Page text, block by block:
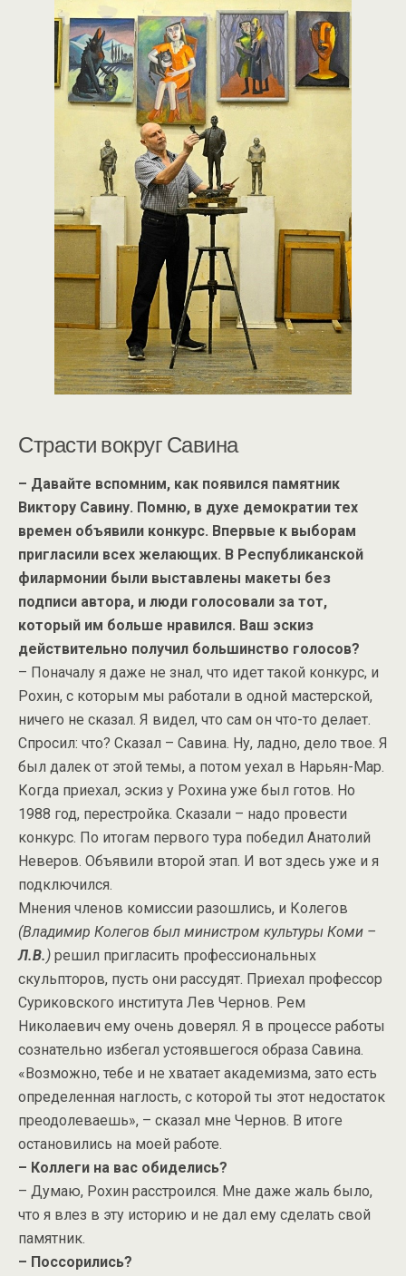
Страсти вокруг Савина
– Давайте вспомним, как появился памятник
Виктору Савину. Помню, в духе демократии тех
времен объявили конкурс. Впервые к выборам
пригласили всех желающих. В Республиканской
филармонии были выставлены макеты без
подписи автора, и люди голосовали за тот,
который им больше нравился. Ваш эскиз
действительно получил большинство голосов?
– Поначалу я даже не знал, что идет такой конкурс, и
Рохин, с которым мы работали в одной мастерской,
ничего не сказал. Я видел, что сам он что-то делает.
Спросил: что? Сказал – Савина. Ну, ладно, дело твое. Я
был далек от этой темы, а потом уехал в Нарьян-Мар.
Когда приехал, эскиз у Рохина уже был готов. Но
1988 год, перестройка. Сказали – надо провести
конкурс. По итогам первого тура победил Анатолий
Неверов. Объявили второй этап. И вот здесь уже и я
подключился.
Мнения членов комиссии разошлись, и Колегов
(Владимир Колегов был министром культуры Коми –
Л.В.) решил пригласить профессиональных
скульпторов, пусть они рассудят. Приехал профессор
Суриковского института Лев Чернов. Рем
Николаевич ему очень доверял. Я в процессе работы
сознательно избегал устоявшегося образа Савина.
«Возможно, тебе и не хватает академизма, зато есть
определенная наглость, с которой ты этот недостаток
преодолеваешь», – сказал мне Чернов. В итоге
остановились на моей работе.
– Коллеги на вас обиделись?
– Думаю, Рохин расстроился. Мне даже жаль было,
что я влез в эту историю и не дал ему сделать свой
памятник.
– Поссорились?